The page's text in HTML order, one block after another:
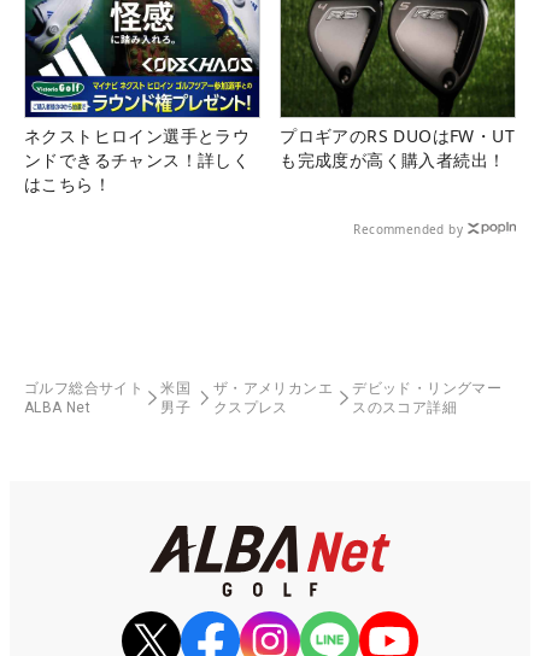
ネクストヒロイン選手とラウ
ンドできるチャンス！詳しく
はこちら！
プロギアのRS DUOはFW・UT
も完成度が高く購入者続出！
Recommended by
ゴルフ総合サイト
ALBA Net
米国
男子
ザ・アメリカンエ
クスプレス
デビッド・リングマー
スのスコア詳細